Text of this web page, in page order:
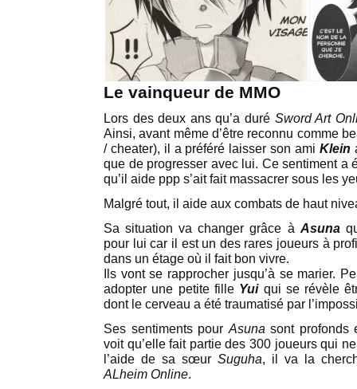
Le vainqueur de MMO
Lors des deux ans qu’a duré Sword Art
Ainsi, avant même d’être reconnu comme
/ cheater), il a préféré laisser son ami Klein
que de progresser avec lui. Ce sentiment a
qu’il aide ppp s’ait fait massacrer sous les
Malgré tout, il aide aux combats de haut
Sa situation va changer grâce à Asuna
pour lui car il est un des rares joueurs à
dans un étage où il fait bon vivre.
Ils vont se rapprocher jusqu’à se marier.
adopter une petite fille Yuiqui se révèle
dont le cerveau a été traumatisé par
Ses sentiments pour Asuna sont profonds
voit qu’elle fait partie des 300 joueurs qui
l’aide de sa sœur Suguha, il va la
ALheim Online.